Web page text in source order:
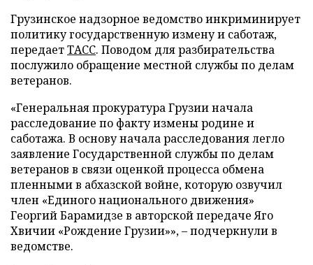
Грузинское надзорное ведомство инкриминирует
политику государственную измену и саботаж,
передаетТАСС. Поводом для разбирательства
послужило обращение местной службы по делам
ветеранов.
«Генеральная прокуратура Грузии начала
расследование по факту измены родине и
саботажа. В основу начала расследования легло
заявление Государственной службы по делам
ветеранов в связи оценкой процесса обмена
пленными в абхазской войне, которую озвучил
член «Единого национального движения»
Георгий Барамидзе в авторской передаче Яго
Хвичии «Рождение Грузии»», – подчеркнули в
ведомстве.